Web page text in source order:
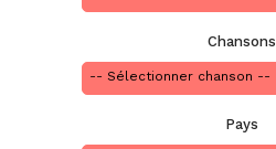
Chansons
Pays